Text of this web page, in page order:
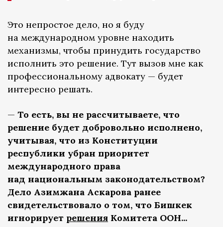
Это непростое дело, но я буду
на международном уровне находить
механизмы, чтобы принудить государство
исполнить это решение. Тут вызов мне как
профессиональному адвокату — будет
интересно решать.
— То есть, вы не рассчитываете, что
решение будет добровольно исполнено,
учитывая, что из Конституции
республики убран приоритет
международного права
над национальным законодательством?
Дело Азимжана Аскарова ранее
свидетельствовало о том, что Бишкек
игнорирует решения Комитета ООН...